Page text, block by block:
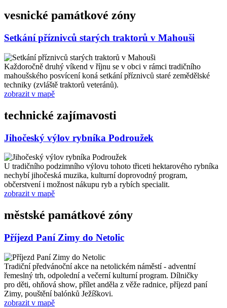
vesnické památkové zóny
Setkání příznivců starých traktorů v Mahouši
Každoročně druhý víkend v říjnu se v obci v rámci tradičního
mahoušského posvícení koná setkání příznivců staré zemědělské
techniky (zvláště traktorů veteránů).
zobrazit v mapě
technické zajímavosti
Jihočeský výlov rybníka Podroužek
U tradičního podzimního výlovu tohoto třiceti hektarového rybníka
nechybí jihočeská muzika, kulturní doprovodný program,
občerstvení i možnost nákupu ryb a rybích specialit.
zobrazit v mapě
městské památkové zóny
Příjezd Paní Zimy do Netolic
Tradiční předvánoční akce na netolickém náměstí - adventní
řemeslný trh, odpolední a večerní kulturní program. Dílničky
pro děti, ohňová show, přílet anděla z věže radnice, příjezd paní
Zimy, pouštění balónků Ježíškovi.
zobrazit v mapě